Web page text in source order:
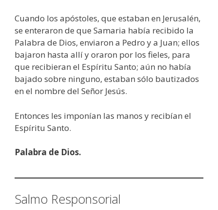
Cuando los apóstoles, que estaban en Jerusalén,
se enteraron de que Samaria había recibido la
Palabra de Dios, enviaron a Pedro y a Juan; ellos
bajaron hasta allí y oraron por los fieles, para
que recibieran el Espíritu Santo; aún no había
bajado sobre ninguno, estaban sólo bautizados
en el nombre del Señor Jesús.
Entonces les imponían las manos y recibían el
Espíritu Santo.
Palabra de Dios.
Salmo Responsorial